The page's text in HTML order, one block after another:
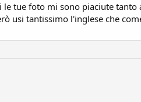
tue foto mi sono piaciute tanto
usi tantissimo l'inglese che